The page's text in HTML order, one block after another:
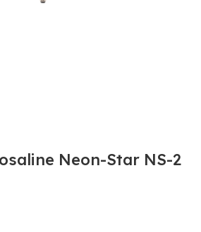
Neon-Star NS-2